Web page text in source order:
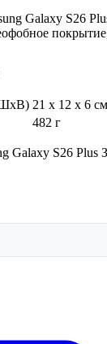
Galaxy S26
21 x 12 x 6 см
482 г
Galaxy S26 Plus